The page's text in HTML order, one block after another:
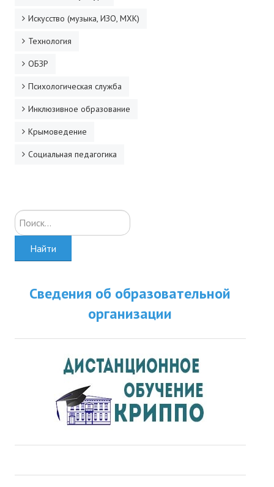
Искусство (музыка, ИЗО, МХК)
Технология
ОБЗР
Психологическая служба
Инклюзивное образование
Крымоведение
Социальная педагогика
Искать...
Найти
Сведения об образовательной
организации